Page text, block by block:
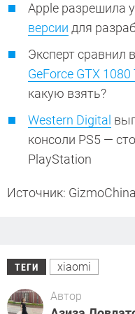
Apple разрешила
версии для
Эксперт сравнил
GeForce GTX 1080
какую взять?
Western Digital
консоли PS5 —
PlayStation
Источник: GizmoChina
ТЕГИ xiaomi
Автор